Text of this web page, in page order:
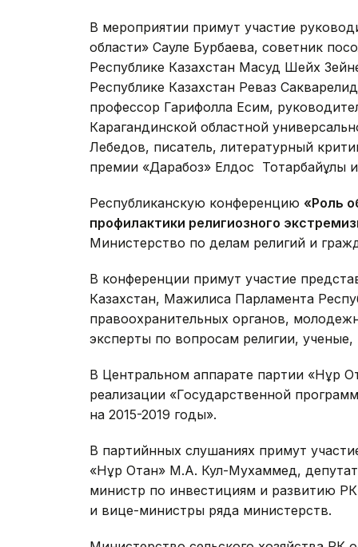
В мероприятии примут участие
области» Сауле Бурбаева, советник
Республике Казахстан Масуд Шейх
Республике Казахстан Реваз
профессор Гарифолла Есим,
Карагандинской областной
Лебедов, писатель, литературный
премии «Дарабоз» Елдос Тоқтарбайұлы
Республиканскую конференцию «Роль
профилактики религиозного
Министерство по делам религий и
В конференции примут участие
Казахстан, Мажилиса Парламента
правоохранительных органов,
эксперты по вопросам религии, ученые,
В Центральном аппарате партии «Нұр
реализации «Государственной
на 2015-2019 годы».
В партийнных слушаниях примут
«Нұр Отан» М.А. Кул-Мухаммед,
министр по инвестициям и развитию
и вице-министры ряда министерств.